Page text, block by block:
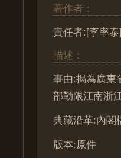
著作者：
責任者:[李率
描述：
事由:揭為廣東
部勒限江南浙
典藏沿革:內閣
版本:原件